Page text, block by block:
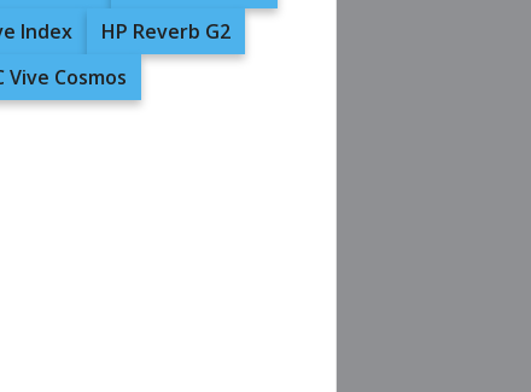
Index
HP Reverb G2
Vive Cosmos